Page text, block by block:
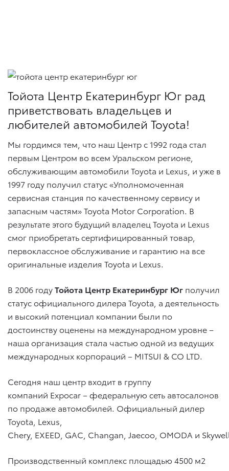
Тойота Центр Екатеринбург Юг рад
приветствовать владельцев и
любителей автомобилей Toyota!
Мы гордимся тем, что наш Центр с 1992 года стал
первым Центром во всем Уральском регионе,
обслуживающим автомобили Toyota и Lexus, и уже в
1997 году получил статус «Уполномоченная
сервисная станция по качественному сервису и
запасным частям» Toyota Motor Corporation. В
результате этого будущий владелец Toyota и Lexus
смог приобретать сертифицированный товар,
первоклассное обслуживание и гарантию на все
оригинальные изделия Toyota и Lexus.
В 2006 годуТойота Центр Екатеринбург Юг получил
статус официального дилера Toyota, а деятельность
и высокий потенциал компании были по
достоинству оценены на международном уровне –
наша организация стала частью одной из ведущих
международных корпораций – MITSUI & CO LTD.
Сегодня наш центр входит в группу
компаний Expocar – федеральную сеть автосалонов
по продаже автомобилей. Официальный дилер
Toyota, Lexus,
Chery, EXEED, GAC, Changan, Jaecoo, OMODA и
Производственный комплекс площадью 4500 м2